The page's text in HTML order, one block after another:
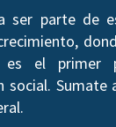
ser parte de
es el primer
social. Sumate